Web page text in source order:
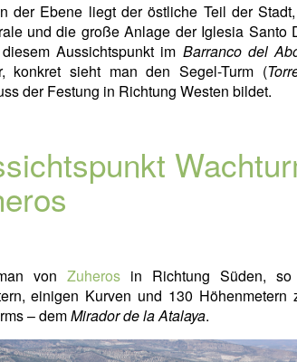
der Ebene liegt der östliche Teil der
und die große Anlage der Iglesia
Aussichtspunkt im Barranco del
konkret sieht man den Segel-Turm (
der Festung in Richtung Westen bildet.
von Zuherosin Richtung Süden, so
einigen Kurven und 130 Höhenmetern
– demMirador de la Atalaya.